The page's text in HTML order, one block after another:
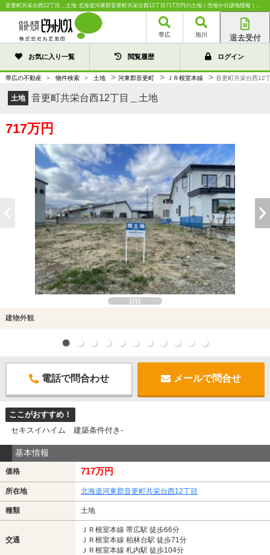
音更町共栄台西12丁目＿土地 北海道河東郡音更町共栄台西12丁目717万円の土地｜売地や分譲地情報｜株式会社丸正池田
帯広 旭川 退去受付
旭川店
お気に入り一覧 閲覧履歴 ログイン
帯広の不動産 > 物件検索 > 土地 > 河東郡音更町 > ＪＲ根室本線 > 音更町共栄台西12
土地 音更町共栄台西12丁目＿土地
717万円
1/11
建物外観
電話で問合わせ メールで問合せ
ここがおすすめ！
セキスイハイム 建築条件付き-
基本情報
価格 717万円
所在地 北海道河東郡音更町共栄台西12丁目
種類 土地
交通
ＪＲ根室本線 帯広駅 徒歩66分
ＪＲ根室本線 柏林台駅 徒歩71分
ＪＲ根室本線 札内駅 徒歩104分